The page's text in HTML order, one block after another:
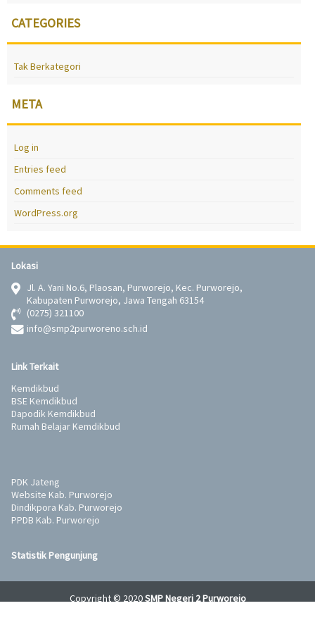
CATEGORIES
Tak Berkategori
META
Log in
Entries feed
Comments feed
WordPress.org
Lokasi
Jl. A. Yani No.6, Plaosan, Purworejo, Kec. Purworejo,
Kabupaten Purworejo, Jawa Tengah 63154
(0275) 321100
info@smp2purworeno.sch.id
Link Terkait
Kemdikbud
BSE Kemdikbud
Dapodik Kemdikbud
Rumah Belajar Kemdikbud
PDK Jateng
Website Kab. Purworejo
Dindikpora Kab. Purworejo
PPDB Kab. Purworejo
Statistik Pengunjung
Copyright © 2020SMP Negeri 2 Purworejo